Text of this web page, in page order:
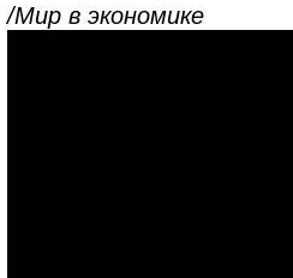
/Мир в экономике